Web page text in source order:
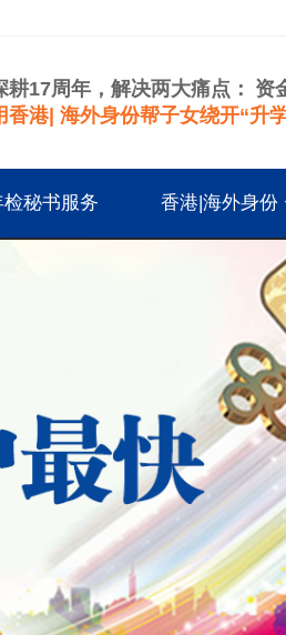
耕17周年，解决两大痛点： 资
香港| 海外身份帮子女绕开“升
检秘书服务 香港|海外身份